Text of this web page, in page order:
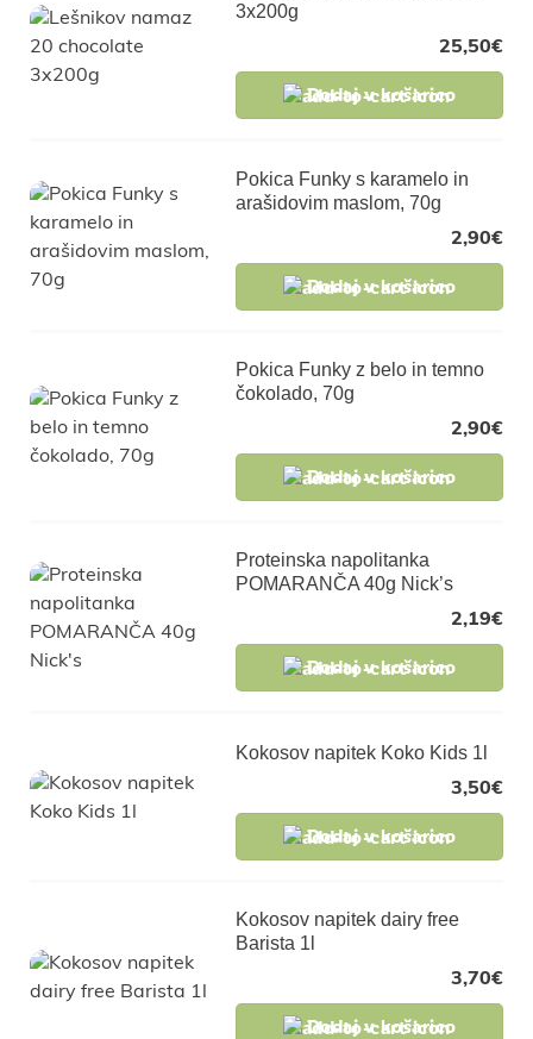
3x200g
25,50€
Dodaj v košarico
Pokica Funky s karamelo in
arašidovim maslom, 70g
2,90€
Dodaj v košarico
Pokica Funky z belo in temno
čokolado, 70g
2,90€
Dodaj v košarico
Proteinska napolitanka
POMARANČA 40g Nick’s
2,19€
Dodaj v košarico
Kokosov napitek Koko Kids 1l
3,50€
Dodaj v košarico
Kokosov napitek dairy free
Barista 1l
3,70€
Dodaj v košarico